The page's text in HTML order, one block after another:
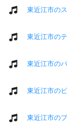
東近江市の
東近江市の
東近江市の
東近江市の
東近江市の